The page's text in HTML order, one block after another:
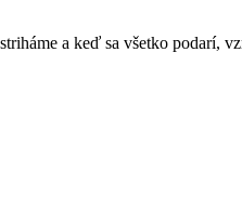
a keď sa všetko podarí,